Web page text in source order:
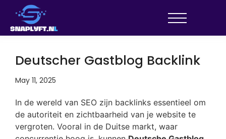
Deutscher Gastblog Backlink
May 11, 2025
In de wereld van SEO zijn backlinks essentieel om
de autoriteit en zichtbaarheid van je website te
vergroten. Vooral in de Duitse markt, waar